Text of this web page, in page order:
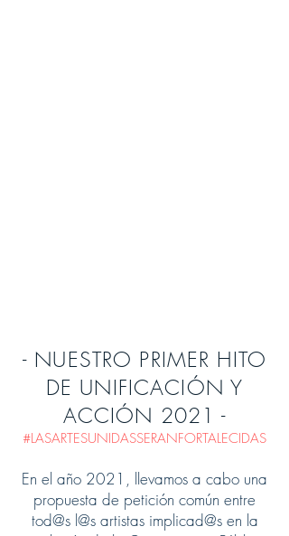
- NUESTRO PRIMER HITO
DE UNIFICACIÓN Y
ACCIÓN 2021 -
#LASARTESUNIDASSERANFORTALECIDAS
En el año 2021, llevamos a cabo una
propuesta de petición común entre
tod@s l@s artistas implicad@s en la